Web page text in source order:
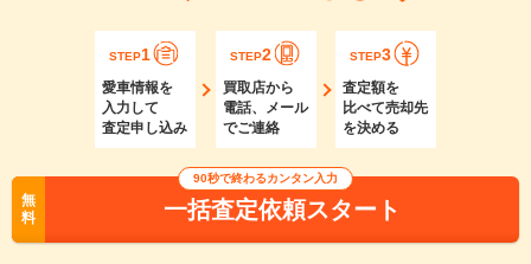
STEP1
愛車情報を
入力して
査定申し込み
STEP2
買取店から
電話、メール
でご連絡
STEP3
査定額を
比べて売却先
を決める
無
料
90秒で終わるカンタン入力
一括査定依頼スタート